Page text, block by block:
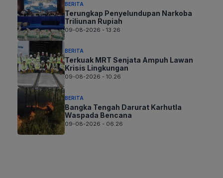
BERITA
Terungkap Penyelundupan Narkoba
Triliunan Rupiah
09-08-2026 - 13.26
BERITA
Terkuak MRT Senjata Ampuh Lawan
Krisis Lingkungan
09-08-2026 - 10.26
BERITA
Bangka Tengah Darurat Karhutla
Waspada Bencana
09-08-2026 - 06.26